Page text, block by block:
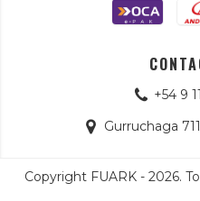
+54 9
Gurruchaga
Copyright FUARK - 2026.